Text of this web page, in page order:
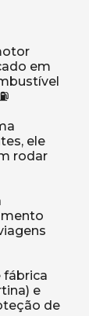
em
ele
rodar
fábrica
e
de